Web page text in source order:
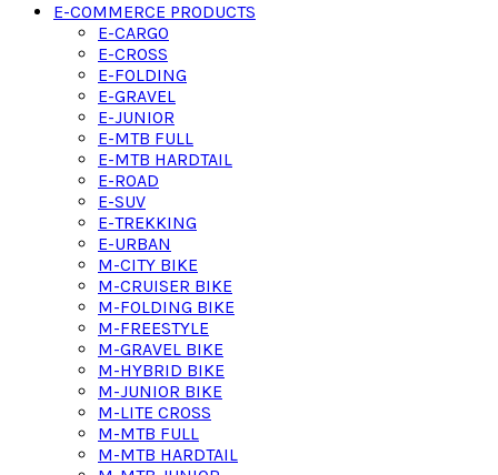
E-COMMERCE PRODUCTS
E-CARGO
E-CROSS
E-FOLDING
E-GRAVEL
E-JUNIOR
E-MTB FULL
E-MTB HARDTAIL
E-ROAD
E-SUV
E-TREKKING
E-URBAN
M-CITY BIKE
M-CRUISER BIKE
M-FOLDING BIKE
M-FREESTYLE
M-GRAVEL BIKE
M-HYBRID BIKE
M-JUNIOR BIKE
M-LITE CROSS
M-MTB FULL
M-MTB HARDTAIL